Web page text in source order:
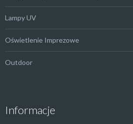
Lampy UV
Oświetlenie Imprezowe
Outdoor
Informacje